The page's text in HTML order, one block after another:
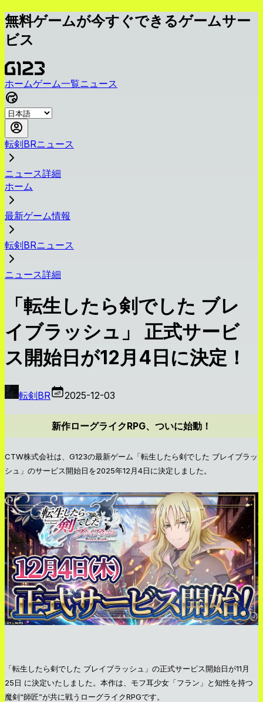
無料ゲームが今すぐできるゲームサー
ビス
ホームゲーム一覧ニュース
転剣BRニュース
ニュース詳細
ホーム
最新ゲーム情報
転剣BRニュース
ニュース詳細
「転生したら剣でした ブレ
イブラッシュ」 正式サービ
ス開始日が12月4日に決定！
転剣BR 2025-12-03
新作ローグライクRPG、ついに始動！
CTW株式会社は、G123の最新ゲーム「転生したら剣でした ブレイブラッ
シュ」のサービス開始日を2025年12月4日に決定しました。
「転生したら剣でした ブレイブラッシュ」の正式サービス開始日が11月
25日 に決定いたしました。本作は、モフ耳少女「フラン」と知性を持つ
魔剣“師匠”が共に戦うローグライクRPGです。